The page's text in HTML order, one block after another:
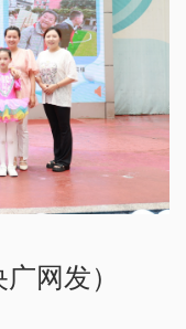
网发）